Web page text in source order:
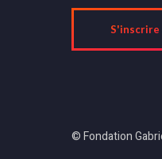
S'inscrire
© Fondation